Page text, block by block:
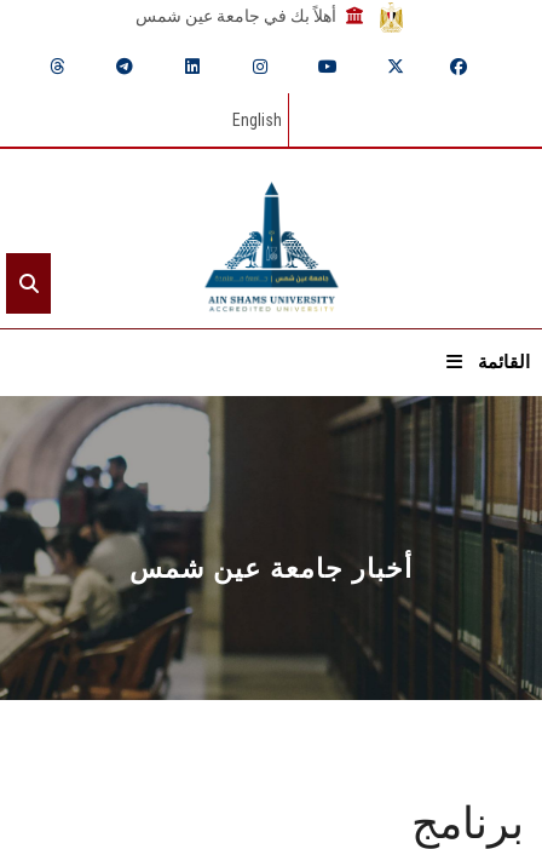
أهلاً بك في جامعة عين شمس
English
القائمة
الرئيسيـة
عن الجامعة
القطاعـات
الشئون الأكاديمية
البحث العلمي
أخبار جامعة عين شمس
برنامج